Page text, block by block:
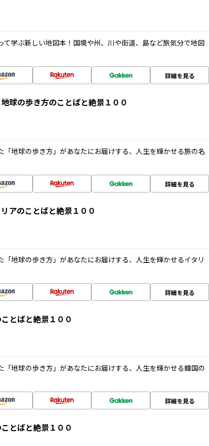
て学ぶ新しい地図本！国境や州、川や街道、島など旅気分で地図
詳細を見る
球の歩き方のことばと絶景１００
「地球の歩き方」があなたにお届けする、人生を輝かせる旅の名
詳細を見る
アのことばと絶景１００
「地球の歩き方」があなたにお届けする、人生を輝かせるイタリ
詳細を見る
とばと絶景１００
「地球の歩き方」があなたにお届けする、人生を輝かせる韓国の
詳細を見る
とばと絶景１００